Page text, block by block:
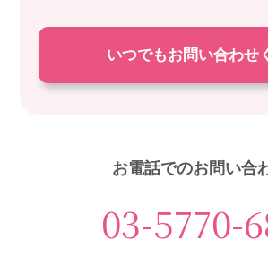
いつでもお問い合わせ
お電話でのお問い合
03-5770-